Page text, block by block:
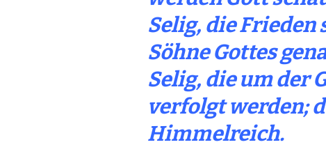
Selig, die
Söhne Gottes
Selig, die um der
verfolgt werden;
Himmelreich.